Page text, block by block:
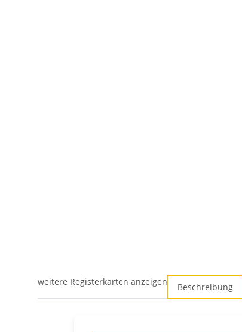
weitere Registerkarten anzeigen Beschreibung